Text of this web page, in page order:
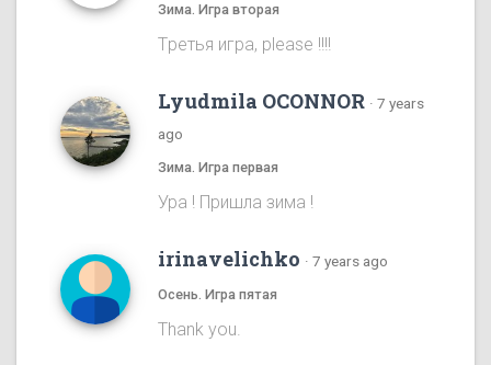
Зима. Игра вторая
Tретья игра, please !!!!
Lyudmila OCONNOR · 7 years
ago
Зима. Игра первая
Ура ! Пришла зима !
irinavelichko · 7 years ago
Осень. Игра пятая
Thank you.